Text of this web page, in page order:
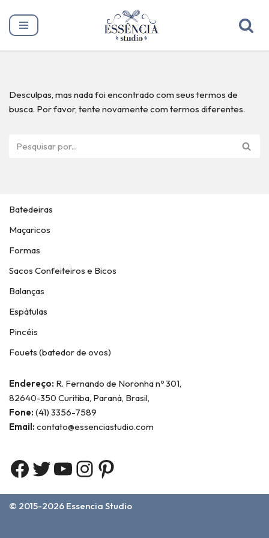
Pular
Desculpas, mas nada foi encontrado com seus termos de
busca. Por favor, tente novamente com termos diferentes.
Batedeiras
Maçaricos
Formas
Sacos Confeiteiros e Bicos
Balanças
Espátulas
Pincéis
Fouets (batedor de ovos)
Endereço: R. Fernando de Noronha nº 301,
82640-350 Curitiba, Paraná, Brasil,
Fone: (41) 3356-7589
Email: contato@essenciastudio.com
© 2015-2026 Essencia Studio